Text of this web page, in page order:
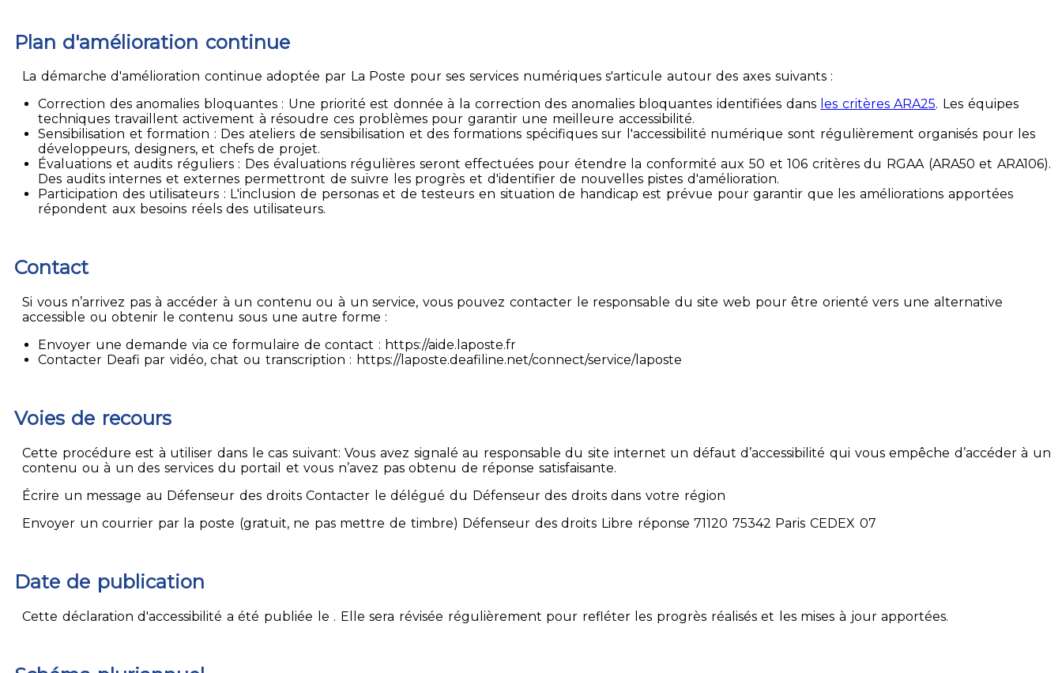
Plan d'amélioration continue
La démarche d'amélioration continue adoptée par La Poste pour ses services numériques s'articule autour des axes suivants :
Correction des anomalies bloquantes : Une priorité est donnée à la correction des anomalies bloquantes identifiées dans les critères ARA25. Les équipes
techniques travaillent activement à résoudre ces problèmes pour garantir une meilleure accessibilité.
Sensibilisation et formation : Des ateliers de sensibilisation et des formations spécifiques sur l'accessibilité numérique sont régulièrement organisés pour les
développeurs, designers, et chefs de projet.
Évaluations et audits réguliers : Des évaluations régulières seront effectuées pour étendre la conformité aux 50 et 106 critères du RGAA (ARA50 et ARA106).
Des audits internes et externes permettront de suivre les progrès et d'identifier de nouvelles pistes d'amélioration.
Participation des utilisateurs : L'inclusion de personas et de testeurs en situation de handicap est prévue pour garantir que les améliorations apportées
répondent aux besoins réels des utilisateurs.
Contact
Si vous n’arrivez pas à accéder à un contenu ou à un service, vous pouvez contacter le responsable du site web pour être orienté vers une alternative
accessible ou obtenir le contenu sous une autre forme :
Envoyer une demande via ce formulaire de contact : https://aide.laposte.fr
Contacter Deafi par vidéo, chat ou transcription : https://laposte.deafiline.net/connect/service/laposte
Voies de recours
Cette procédure est à utiliser dans le cas suivant: Vous avez signalé au responsable du site internet un défaut d’accessibilité qui vous empêche d’accéder à un
contenu ou à un des services du portail et vous n’avez pas obtenu de réponse satisfaisante.
Écrire un message au Défenseur des droits Contacter le délégué du Défenseur des droits dans votre région
Envoyer un courrier par la poste (gratuit, ne pas mettre de timbre) Défenseur des droits Libre réponse 71120 75342 Paris CEDEX 07
Date de publication
Cette déclaration d'accessibilité a été publiée le . Elle sera révisée régulièrement pour refléter les progrès réalisés et les mises à jour apportées.